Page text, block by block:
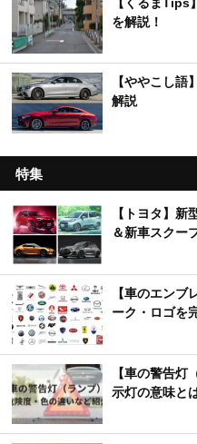
を解説！
【ややこし
解説
特集
【トヨタ】新
＆新車スクー
【車のエン
ーク・ロゴを
【車の警告
示灯の意味と